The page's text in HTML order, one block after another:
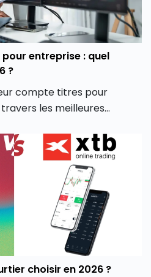
entreprise : quel
?
compte titres pour
les meilleures
d’investissement
choisir en 2026 ?